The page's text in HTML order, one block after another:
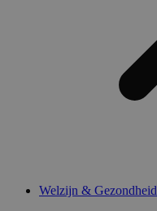
Welzijn & Gezondheid